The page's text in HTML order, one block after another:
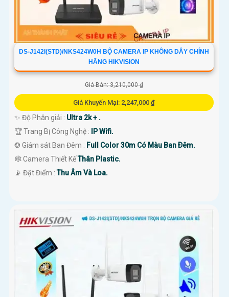
DS-J142I(STD)/NKS424W0H BỘ CAMERA IP KHÔNG DÂY CHÍNH
HÃNG HIKVISION
Giá Bán: 3,210,000 ₫
Giá Khuyến Mại: 2,247,000 ₫
✨ Độ Phân giải : Ultra 2k + .
🏆 Trang Bị Công Nghệ :
IP Wifi.
❂ Giám sát Ban Đêm : Full Color 30m Có Màu Ban Ðêm.
🕸️ Camera Thiết KếThân Plastic.
️📡 Đặt Điểm :Thu Âm Và Loa.